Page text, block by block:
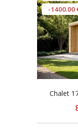
-1400.00
Chalet